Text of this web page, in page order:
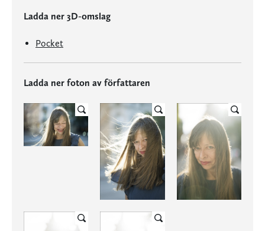
Ladda ner 3D-omslag
Pocket
Ladda ner foton av författaren